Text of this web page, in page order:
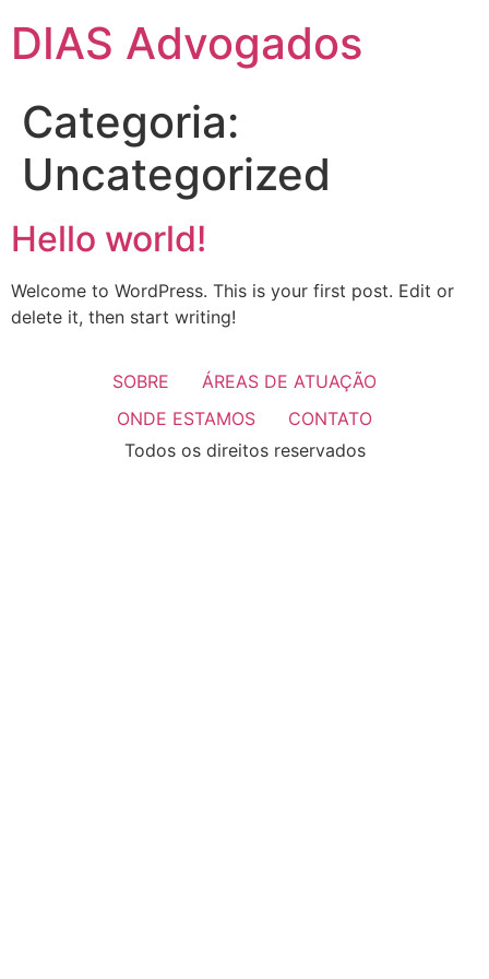
DIAS Advogados
Categoria:
Uncategorized
Hello world!
Welcome to WordPress. This is your first post. Edit or
delete it, then start writing!
SOBRE
ÁREAS DE ATUAÇÃO
ONDE ESTAMOS
CONTATO
Todos os direitos reservados